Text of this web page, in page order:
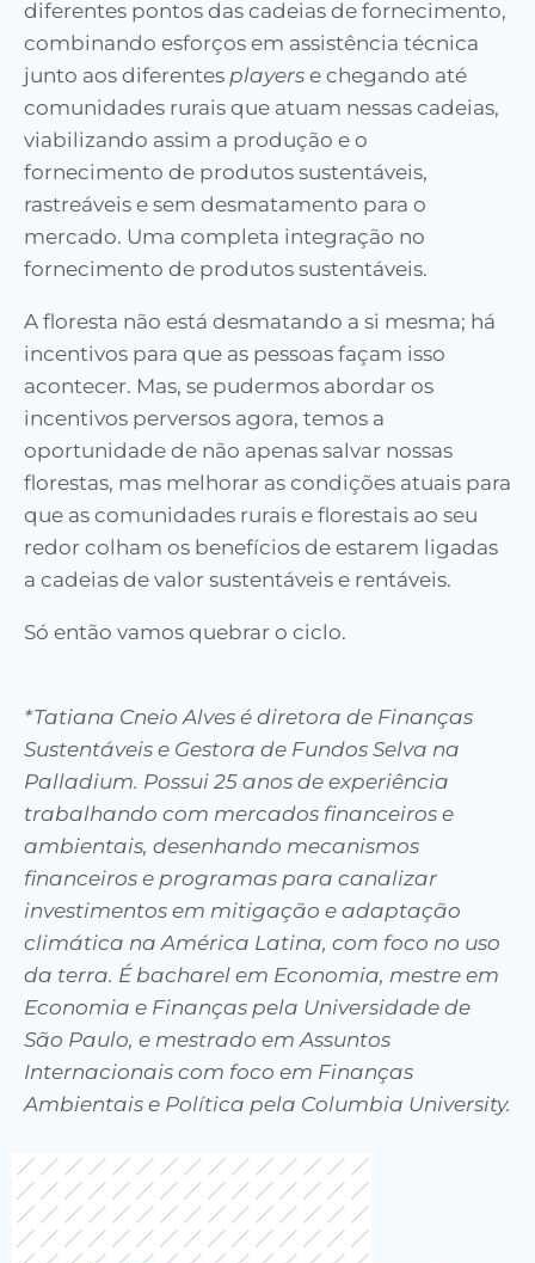
diferentes pontos das cadeias de fornecimento,
combinando esforços em assistência técnica
junto aos diferentes players e chegando até
comunidades rurais que atuam nessas cadeias,
viabilizando assim a produção e o
fornecimento de produtos sustentáveis,
rastreáveis e sem desmatamento para o
mercado. Uma completa integração no
fornecimento de produtos sustentáveis.
A floresta não está desmatando a si mesma; há
incentivos para que as pessoas façam isso
acontecer. Mas, se pudermos abordar os
incentivos perversos agora, temos a
oportunidade de não apenas salvar nossas
florestas, mas melhorar as condições atuais para
que as comunidades rurais e florestais ao seu
redor colham os benefícios de estarem ligadas
a cadeias de valor sustentáveis e rentáveis.
Só então vamos quebrar o ciclo.
*Tatiana Cneio Alves é diretora de Finanças
Sustentáveis e Gestora de Fundos Selva na
Palladium. Possui 25 anos de experiência
trabalhando com mercados financeiros e
ambientais, desenhando mecanismos
financeiros e programas para canalizar
investimentos em mitigação e adaptação
climática na América Latina, com foco no uso
da terra. É bacharel em Economia, mestre em
Economia e Finanças pela Universidade de
São Paulo, e mestrado em Assuntos
Internacionais com foco em Finanças
Ambientais e Política pela Columbia University.